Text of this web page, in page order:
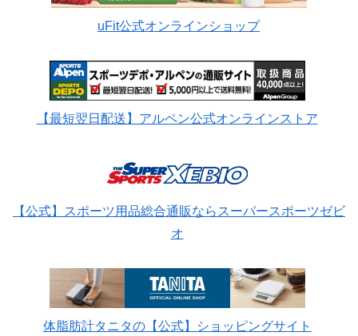
uFit公式オンラインショップ
【最短翌日配送】アルペン公式オンラインストア
【公式】スポーツ用品総合通販ならスーパースポーツゼビ
オ
体脂肪計タニタの【公式】ショッピングサイト